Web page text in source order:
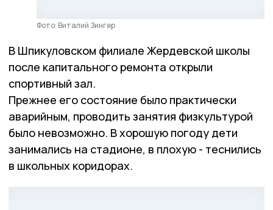
Фото: Виталий Зингер
В Шпикуловском филиале Жердевской школы
после капитального ремонта открыли
спортивный зал.
Прежнее его состояние было практически
аварийным, проводить занятия физкультурой
было невозможно. В хорошую погоду дети
занимались на стадионе, в плохую - теснились
в школьных коридорах.